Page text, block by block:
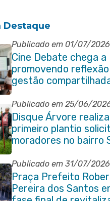
Destaque
Publicado em 01/07/2026
Cine Debate chega
promovendo
gestão
Baía de Guanabara
Publicado em 25/06/
Disque Árvore realiza
primeiro plantio
moradores no bairro
Publicado em 31/07/2026
Praça Prefeito
Pereira dos Santos